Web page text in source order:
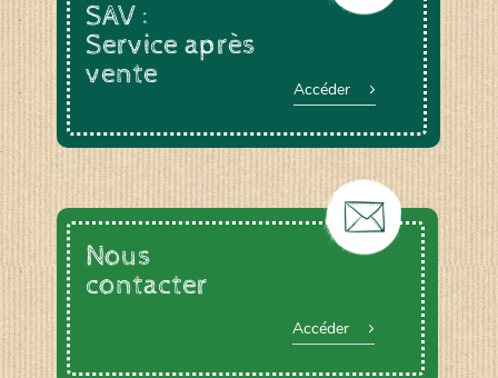
SAV :
Service après
vente
Accéder
Nous
contacter
Accéder